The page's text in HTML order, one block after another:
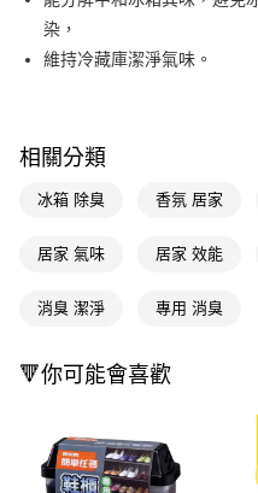
Apple Pay
街口支付
【關於「AFTEE先享後付」】
AFTEE先享後付是「在收到商品之
１．簡單：不需註冊會員、不需綁
１．於結帳方式選擇「AFTEE先
結帳頁面，進行簡訊認證並確認金
２．訂單成立數日內，您將收到繳
３．收到繳費通知簡訊後14天內
即享券
運送方式
全家取貨付款
付款後全家取貨
每筆NT$65，滿NT$390(含以
染，
維持冷藏庫潔淨氣味。
相關分類
冰箱 除臭 香氛 居家
居家 氣味 居家 效能
消臭 潔淨 專用 消臭
🔻你可能會喜歡